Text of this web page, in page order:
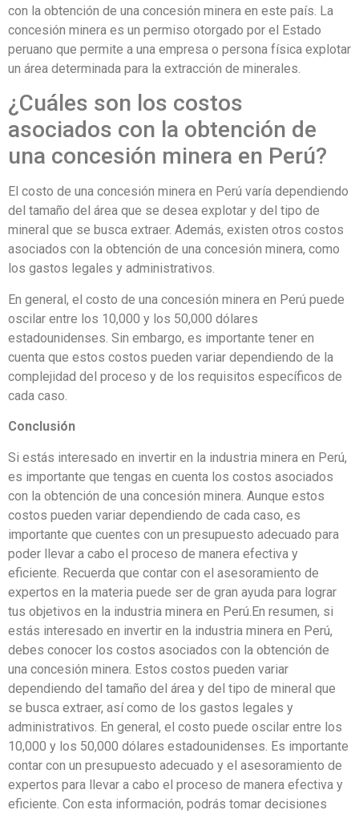
con la obtención de una concesión minera en este país. La
concesión minera es un permiso otorgado por el Estado
peruano que permite a una empresa o persona física explotar
un área determinada para la extracción de minerales.
¿Cuáles son los costos
asociados con la obtención de
una concesión minera en Perú?
El costo de una concesión minera en Perú varía dependiendo
del tamaño del área que se desea explotar y del tipo de
mineral que se busca extraer. Además, existen otros costos
asociados con la obtención de una concesión minera, como
los gastos legales y administrativos.
En general, el costo de una concesión minera en Perú puede
oscilar entre los 10,000 y los 50,000 dólares
estadounidenses. Sin embargo, es importante tener en
cuenta que estos costos pueden variar dependiendo de la
complejidad del proceso y de los requisitos específicos de
cada caso.
Conclusión
Si estás interesado en invertir en la industria minera en Perú,
es importante que tengas en cuenta los costos asociados
con la obtención de una concesión minera. Aunque estos
costos pueden variar dependiendo de cada caso, es
importante que cuentes con un presupuesto adecuado para
poder llevar a cabo el proceso de manera efectiva y
eficiente. Recuerda que contar con el asesoramiento de
expertos en la materia puede ser de gran ayuda para lograr
tus objetivos en la industria minera en Perú.En resumen, si
estás interesado en invertir en la industria minera en Perú,
debes conocer los costos asociados con la obtención de
una concesión minera. Estos costos pueden variar
dependiendo del tamaño del área y del tipo de mineral que
se busca extraer, así como de los gastos legales y
administrativos. En general, el costo puede oscilar entre los
10,000 y los 50,000 dólares estadounidenses. Es importante
contar con un presupuesto adecuado y el asesoramiento de
expertos para llevar a cabo el proceso de manera efectiva y
eficiente. Con esta información, podrás tomar decisiones